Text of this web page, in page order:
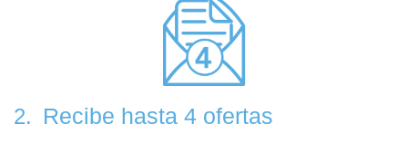
2. Recibe hasta 4 ofertas